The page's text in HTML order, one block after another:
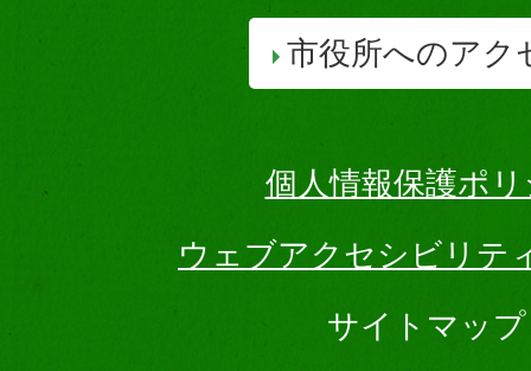
市役所へのアク
個人情報保護ポ
ウェブアクセシビリテ
サイトマップ